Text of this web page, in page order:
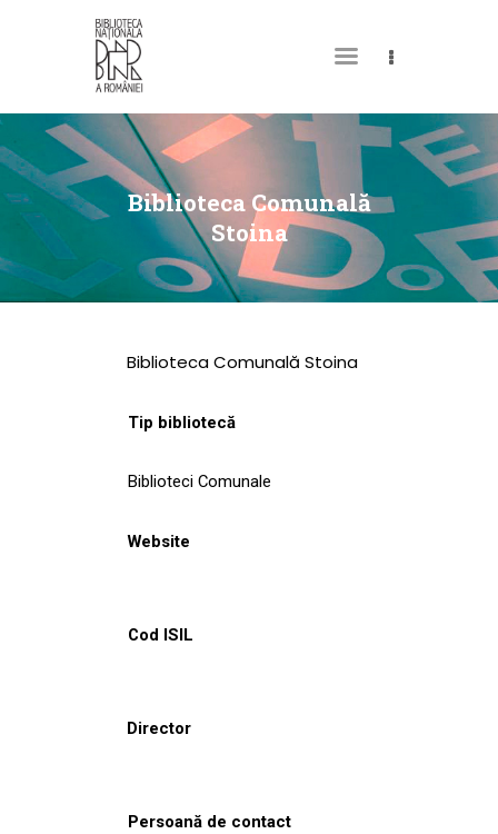
Biblioteca Comunală
Stoina
DESPRE NOI
PERMISUL MEU DE
BIBLIOTECĂ
CATALOAGE ȘI
COLECȚII
CULTURALE
NOUTĂȚI
Biblioteca Comunală Stoina
Tip bibliotecă
Biblioteci Comunale
Website
Cod ISIL
Director
Persoană de contact